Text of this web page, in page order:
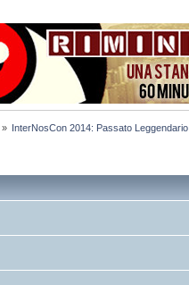
» InterNosCon 2014: Passato Leggendario